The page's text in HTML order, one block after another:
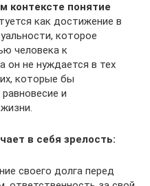
контексте понятие
как достижение в
которое
человека к
он не нуждается в тех
которые бы
и
в себя зрелость:
своего долга перед